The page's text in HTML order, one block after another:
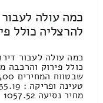
להרצליה כולל
מחיר נסיעה 1057.52 שקל / זמן נסיעה בין ערים 1 [...]